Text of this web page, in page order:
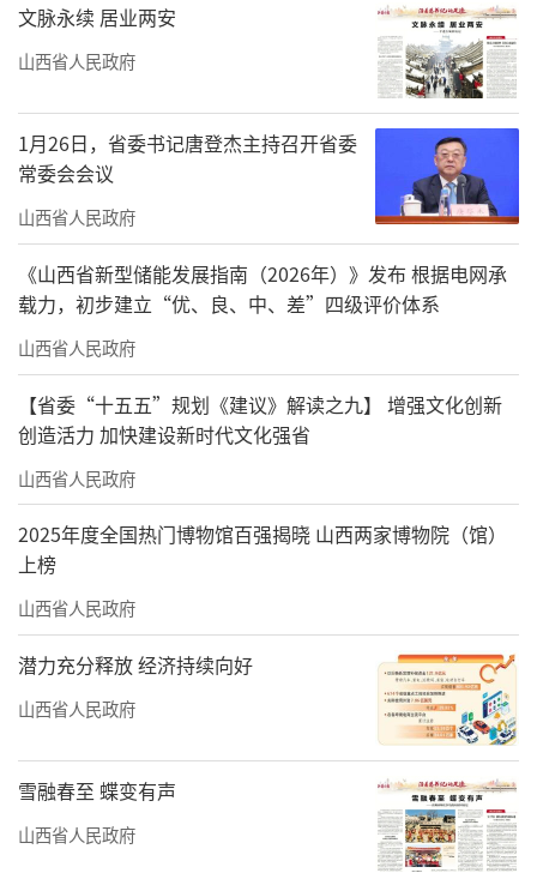
文脉永续 居业两安
山西省人民政府
1月26日，省委书记唐登杰主持召开省委
常委会会议
山西省人民政府
《山西省新型储能发展指南（2026年）》发布 根据电网承
载力，初步建立“优、良、中、差”四级评价体系
山西省人民政府
【省委“十五五”规划《建议》解读之九】 增强文化创新
创造活力 加快建设新时代文化强省
山西省人民政府
2025年度全国热门博物馆百强揭晓 山西两家博物院（馆）
上榜
山西省人民政府
潜力充分释放 经济持续向好
山西省人民政府
雪融春至 蝶变有声
山西省人民政府